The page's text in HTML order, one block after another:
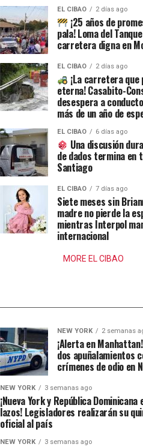
EL CIBAO 2 días ago
¡25 años de
pala! Loma del
carretera digna en
EL CIBAO 2 días ago
¡La carretera que
eterna! Casabito-
desespera a
más de un año de
EL CIBAO 6 días ago
Una discusión
de dados termina en
Santiago
EL CIBAO 7 días ago
Siete meses sin
madre no pierde la
mientras Interpol
internacional
MORE EL CIBAO
NEW YORK 2 semanas
¡Alerta en
dos apuñalamientos
crímenes de odio en
NEW YORK 3 semanas ago
¡Nueva York y República
lazos! Legisladores realizarán su
oficial al país
NEW YORK 3 semanas ago